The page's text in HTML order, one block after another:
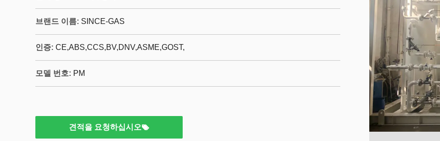
브랜드 이름: SINCE-GAS
인증: CE,ABS,CCS,BV,DNV,ASME,GOST,
모델 번호: PM
견적을 요청하십시오